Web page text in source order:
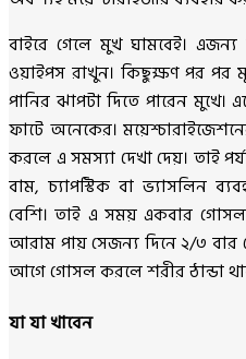
বাইরে গেলে মুখ ঘামবেই।
ওয়াইপস রাখুন। কিছুক্ষণ পর পর
পানির ঝাপটা দিতে পারেন
ফাটে অনেকের।
করলে এ সমস্যা দেখা দেয়। তাই
বাম, চ্যাপস্টিক বা ভ্যাসলিন
বেশি। তাই এ সময় একবার গোসল
আরাম পায় সেজন্য দিনে ২/৩
আগে গোসল করলে শরীর ঠান্ডা
যা যা খাবেন